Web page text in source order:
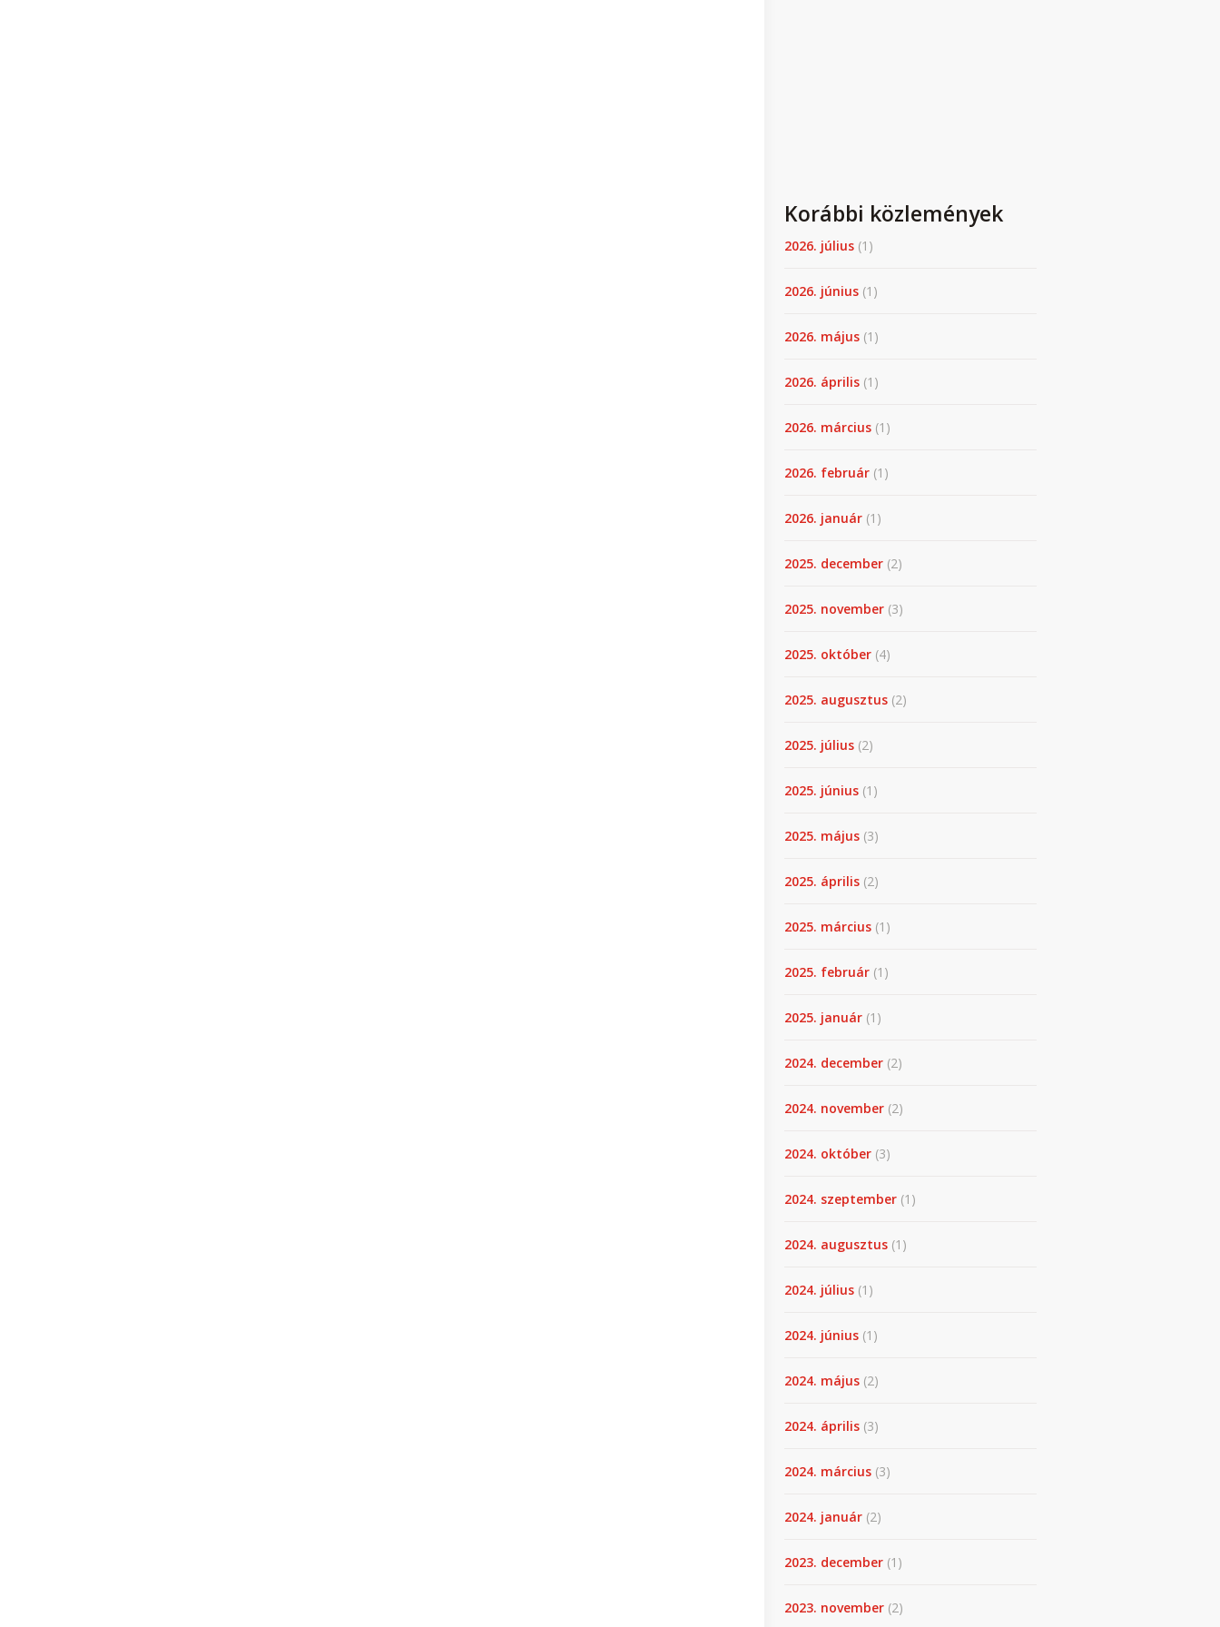
Korábbi közlemények
2026. július (1)
2026. június (1)
2026. május (1)
2026. április (1)
2026. március (1)
2026. február (1)
2026. január (1)
2025. december (2)
2025. november (3)
2025. október (4)
2025. augusztus (2)
2025. július (2)
2025. június (1)
2025. május (3)
2025. április (2)
2025. március (1)
2025. február (1)
2025. január (1)
2024. december (2)
2024. november (2)
2024. október (3)
2024. szeptember (1)
2024. augusztus (1)
2024. július (1)
2024. június (1)
2024. május (2)
2024. április (3)
2024. március (3)
2024. január (2)
2023. december (1)
2023. november (2)